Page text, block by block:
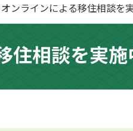
ンラインによる移住相談を
住相談を実